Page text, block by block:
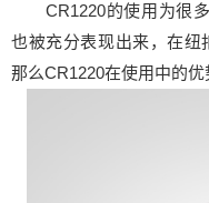
CR1220的使用为很
也被充分表现出来，在纽
那么CR1220在使用中的优